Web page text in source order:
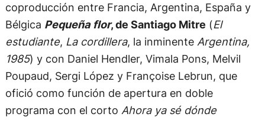
coproducción entre Francia, Argentina, España y
Bélgica Pequeña flor, de Santiago Mitre (El
estudiante, La cordillera, la inminente Argentina,
1985) y con Daniel Hendler, Vimala Pons, Melvil
Poupaud, Sergi López y Françoise Lebrun, que
ofició como función de apertura en doble
programa con el corto Ahora ya sé dónde